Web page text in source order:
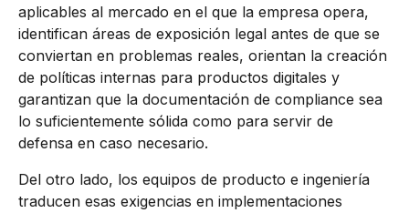
aplicables al mercado en el que la empresa opera,
identifican áreas de exposición legal antes de que se
conviertan en problemas reales, orientan la creación
de políticas internas para productos digitales y
garantizan que la documentación de compliance sea
lo suficientemente sólida como para servir de
defensa en caso necesario.
Del otro lado, los equipos de producto e ingeniería
traducen esas exigencias en implementaciones